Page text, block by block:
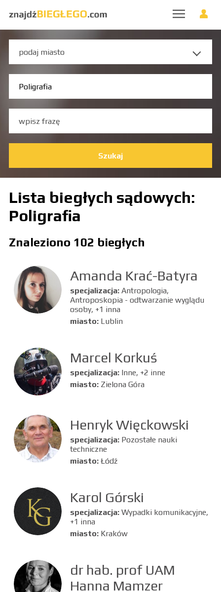
Szukaj
Lista biegłych sądowych:
Poligrafia
Znaleziono 102 biegłych
Amanda Krać-Batyra
specjalizacja: Antropologia,
Antroposkopia - odtwarzanie wyglądu
osoby, +1 inna
miasto: Lublin
Marcel Korkuś
specjalizacja: Inne, +2 inne
miasto: Zielona Góra
Henryk Więckowski
specjalizacja: Pozostałe nauki
techniczne
miasto: Łódź
Karol Górski
specjalizacja: Wypadki komunikacyjne,
+1 inna
miasto: Kraków
dr hab. prof UAM
Hanna Mamzer